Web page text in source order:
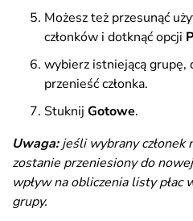
Możesz też przesunąć
członków i dotknąć opcji
wybierz istniejącą grupę,
przenieść członka.
Stuknij Gotowe.
Uwaga:jeśli wybrany członek
zostanie przeniesiony donowej
wpływ na obliczenia listy płac
grupy.